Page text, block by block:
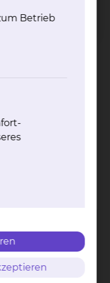
Re­sis­tenz
Betrieb